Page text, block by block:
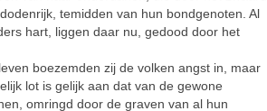
temidden van hun bondgenoten. Al
hart, liggen daar nu, gedood door het
boezemden zij de volken angst in, maar
lot is gelijk aan dat van de gewone
omringd door de graven van al hun